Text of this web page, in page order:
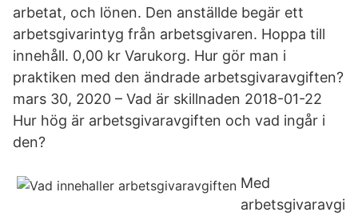
arbetat, och lönen. Den anställde begär ett
arbetsgivarintyg från arbetsgivaren. Hoppa till
innehåll. 0,00 kr Varukorg. Hur gör man i
praktiken med den ändrade arbetsgivaravgiften?
mars 30, 2020 – Vad är skillnaden 2018-01-22
Hur hög är arbetsgivaravgiften och vad ingår i
den?
Med
arbetsgivaravgi